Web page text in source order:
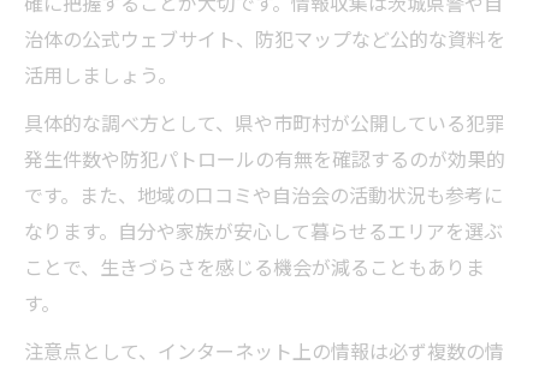
治体の公式ウェブサイト、防犯マップなど公的な資料を
活用しましょう。
具体的な調べ方として、県や市町村が公開している犯罪
発生件数や防犯パトロールの有無を確認するのが効果的
です。また、地域の口コミや自治会の活動状況も参考に
なります。自分や家族が安心して暮らせるエリアを選ぶ
ことで、生きづらさを感じる機会が減ることもありま
す。
注意点として、インターネット上の情報は必ず複数の情